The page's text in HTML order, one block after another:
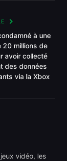
à une
20 millions de
avoir collecté
des données
via la Xbox
vidéo, les